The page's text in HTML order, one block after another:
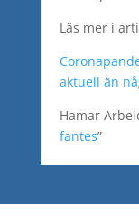
Läs mer i
aktuell än
Hamar
fantes”